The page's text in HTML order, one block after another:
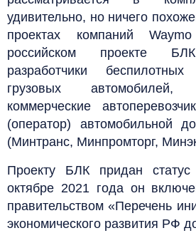
удивительно, но ничего
проектах компаний
российском проекте
разработчики
грузовых
коммерческие
(оператор) автомобильной
(Минтранс, Минпромторг,
Проекту БЛК придан статус
октябре 2021 года он
правительством «Перечень
экономического развития РФ